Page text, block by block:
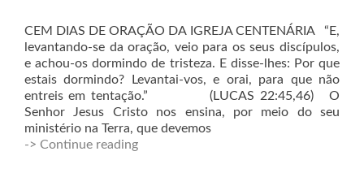
CEM DIAS DE ORAÇÃO DA IGREJA CENTENÁRIA “E,
levantando-se da oração, veio para os seus discípulos,
e achou-os dormindo de tristeza. E disse-lhes: Por que
estais dormindo? Levantai-vos, e orai, para que não
entreis em tentação.” (LUCAS 22:45,46) O
Senhor Jesus Cristo nos ensina, por meio do seu
ministério na Terra, que devemos
-> Continue reading